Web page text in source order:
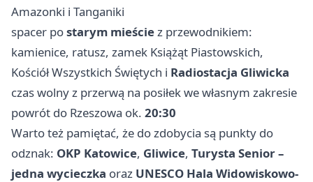
Amazonki i Tanganiki
spacer postarym mieściez przewodnikiem:
kamienice, ratusz, zamek Książąt Piastowskich,
Kościół Wszystkich Świętych i Radiostacja Gliwicka
czas wolny z przerwą na posiłek we własnym zakresie
powrót do Rzeszowa ok. 20:30
Warto też pamiętać, że do zdobycia są punkty do
odznak: OKP Katowice, Gliwice, Turysta Senior –
jedna wycieczka oraz UNESCO Hala Widowiskowo-